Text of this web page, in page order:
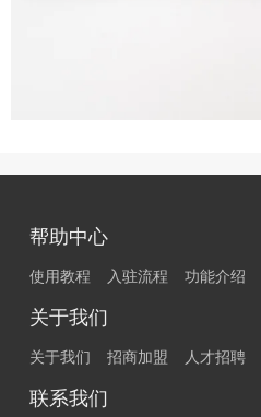
帮助中心
使用教程 入驻流程 功能介绍
关于我们
关于我们 招商加盟 人才招聘
联系我们